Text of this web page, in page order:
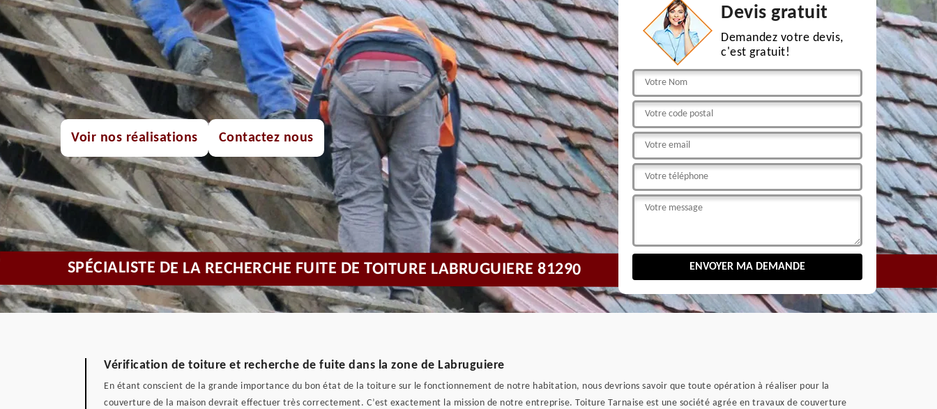
Voir nos réalisations Contactez nous
Devis gratuit
Demandez votre devis,
c'est gratuit!
SPÉCIALISTE DE LA RECHERCHE FUITE DE TOITURE LABRUGUIERE 81290
Vérification de toiture et recherche de fuite dans la zone de Labruguiere
En étant conscient de la grande importance du bon état de la toiture sur le fonctionnement de notre habitation, nous devrions savoir que toute opération à réaliser pour la
couverture de la maison devrait effectuer très correctement. C’est exactement la mission de notre entreprise. Toiture Tarnaise est une société agrée en travaux de couverture